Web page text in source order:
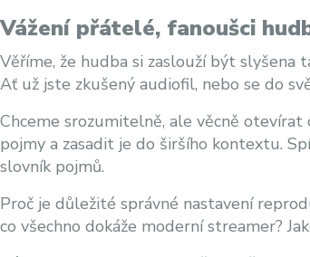
Vážení přátelé, fanoušci
Věříme, že hudba si zaslouží být slyšena
Ať už jste zkušený audiofil, nebo se do
Chceme srozumitelně, ale věcně
pojmy a zasadit je do širšího kontextu.
slovník pojmů.
Proč je důležité správné nastavení
co všechno dokáže moderní streamer?